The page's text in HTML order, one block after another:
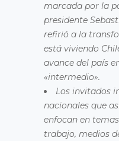
marcada por la
presidente
refirió a la
está viviendo
avance del país
«intermedio».
Los invitados
nacionales que
enfocan en
trabajo, medios